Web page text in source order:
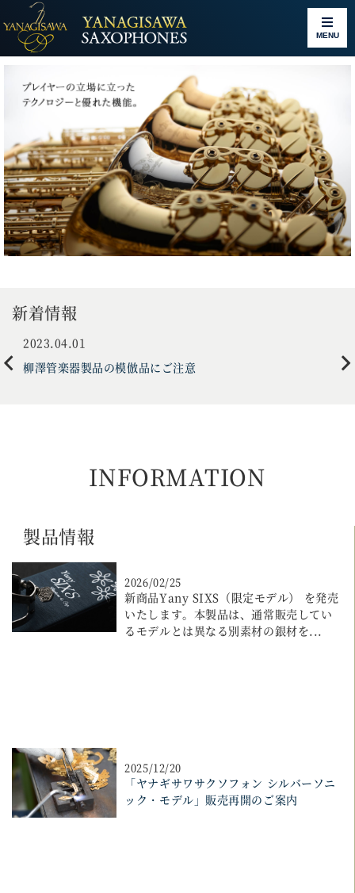
MENU
新着情報
2023.04.01
柳澤管楽器製品の模倣品にご注意
INFORMATION
製品情報
2026/02/25
新商品Yany SIXS（限定モデル） を発売
いたします。本製品は、通常販売してい
るモデルとは異なる別素材の銀材を...
2025/12/20
「ヤナギサワサクソフォン シルバーソニ
ック・モデル」販売再開のご案内